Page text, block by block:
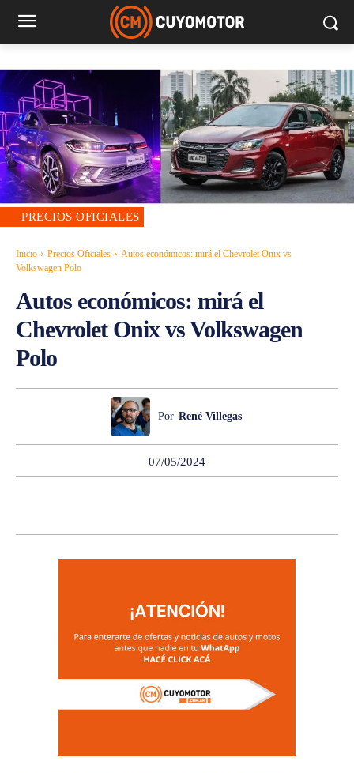
PRECIOS OFICIALES
Inicio Precios Oficiales
Autos económicos: mirá el Chevrolet Onix vs
Volkswagen Polo
Autos económicos: mirá el
Chevrolet Onix vs Volkswagen
Polo
Por René Villegas
07/05/2024